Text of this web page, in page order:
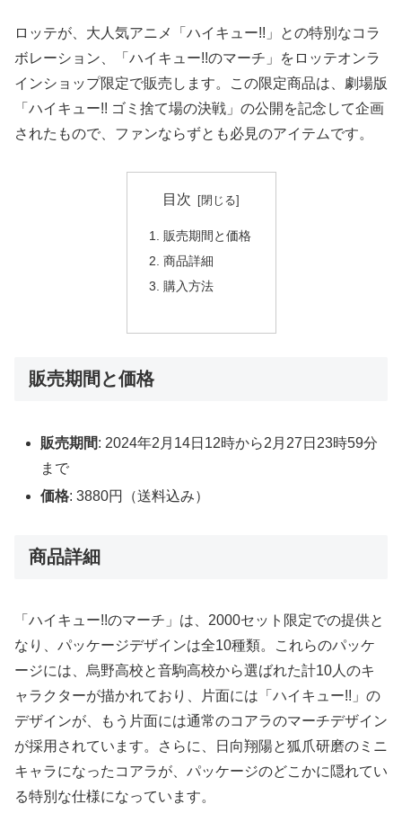
ロッテが、大人気アニメ「ハイキュー!!」との特別なコラ
ボレーション、「ハイキュー!!のマーチ」をロッテオンラ
インショップ限定で販売します。この限定商品は、劇場版
「ハイキュー!! ゴミ捨て場の決戦」の公開を記念して企画
されたもので、ファンならずとも必見のアイテムです。
目次
販売期間と価格
商品詳細
購入方法
販売期間と価格
販売期間: 2024年2月14日12時から2月27日23時59分
まで
価格: 3880円（送料込み）
商品詳細
「ハイキュー!!のマーチ」は、2000セット限定での提供と
なり、パッケージデザインは全10種類。これらのパッケ
ージには、烏野高校と音駒高校から選ばれた計10人のキ
ャラクターが描かれており、片面には「ハイキュー!!」の
デザインが、もう片面には通常のコアラのマーチデザイン
が採用されています。さらに、日向翔陽と狐爪研磨のミニ
キャラになったコアラが、パッケージのどこかに隠れてい
る特別な仕様になっています。